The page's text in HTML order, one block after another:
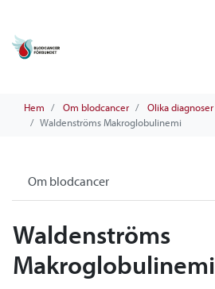
Hem Om blodcancer
Olika diagnoser
Waldenströms Makroglobulinemi
Om blodcancer
Waldenströms
Makroglobulinemi